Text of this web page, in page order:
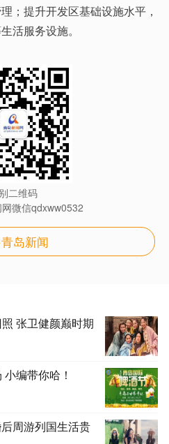
；提升开发区基础设施水平，
活服务设施。
二维码
微信qdxww0532
岛新闻
张卫健颜巅时期
编带你哈！
周游列国生活贵